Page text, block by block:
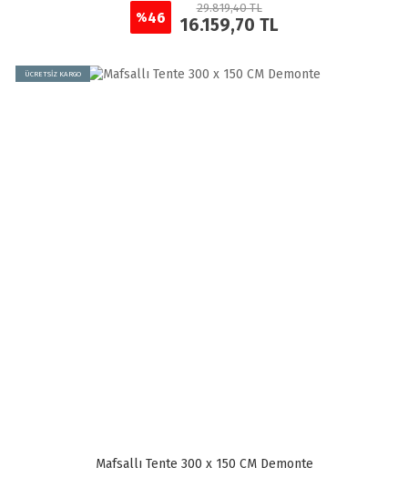
%46
29.819,40 TL
16.159,70 TL
ÜCRETSİZ KARGO
Mafsallı Tente 300 x 150 CM Demonte